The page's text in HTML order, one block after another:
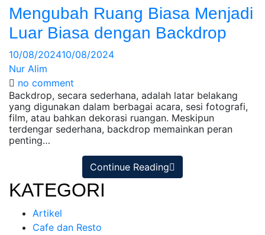
Mengubah Ruang Biasa Menjadi
Luar Biasa dengan Backdrop
10/08/202410/08/2024
Nur Alim
no comment
Backdrop, secara sederhana, adalah latar belakang
yang digunakan dalam berbagai acara, sesi fotografi,
film, atau bahkan dekorasi ruangan. Meskipun
terdengar sederhana, backdrop memainkan peran
penting…
Continue Reading
KATEGORI
Artikel
Cafe dan Resto